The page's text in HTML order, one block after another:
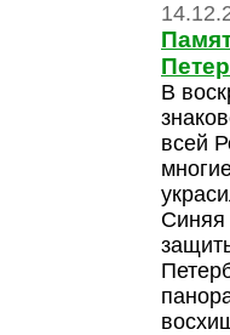
В
всей
Синяя